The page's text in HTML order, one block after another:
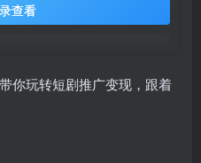
查看
你玩转短剧推广变现，跟着